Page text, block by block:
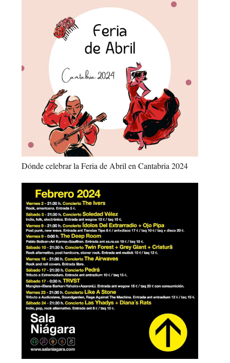
Dónde celebrar la Feria de Abril en Cantabria 2024